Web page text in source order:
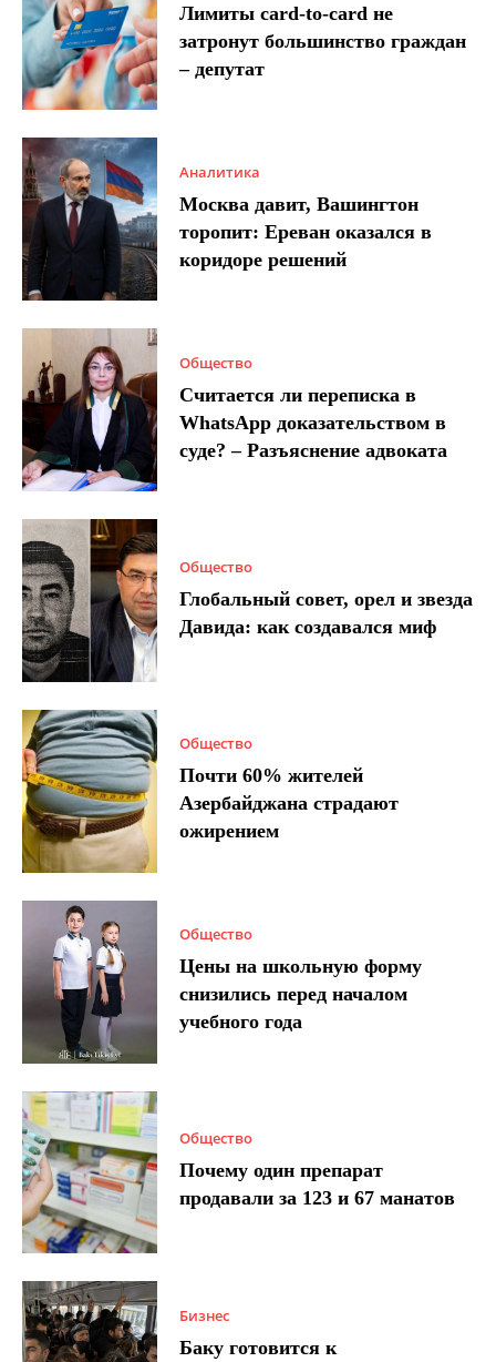
Лимиты card-to-card не
затронут большинство граждан
– депутат
Аналитика
Москва давит, Вашингтон
торопит: Ереван оказался в
коридоре решений
Общество
Считается ли переписка в
WhatsApp доказательством в
суде? – Разъяснение адвоката
Общество
Глобальный совет, орел и звезда
Давида: как создавался миф
Общество
Почти 60% жителей
Азербайджана страдают
ожирением
Общество
Цены на школьную форму
снизились перед началом
учебного года
Общество
Почему один препарат
продавали за 123 и 67 манатов
Бизнес
Баку готовится к